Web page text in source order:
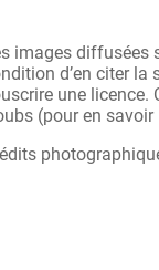
images diffusées
d’en citer la
une licence.
(pour en